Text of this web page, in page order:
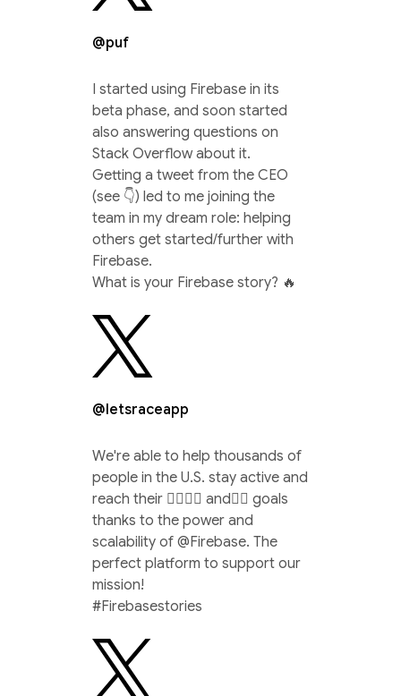
@puf
I started using Firebase in its
beta phase, and soon started
also answering questions on
Stack Overflow about it.
Getting a tweet from the CEO
(see 👇) led to me joining the
team in my dream role: helping
others get started/further with
Firebase.
What is your Firebase story? 🔥
@letsraceapp
We're able to help thousands of
people in the U.S. stay active and
reach their 🏃‍♀️🚴‍♂️ and🏊‍♀️ goals
thanks to the power and
scalability of @Firebase. The
perfect platform to support our
mission!
#Firebasestories